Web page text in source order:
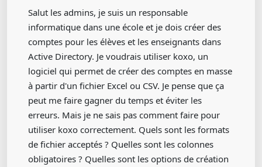
Salut les admins, je suis un responsable
informatique dans une école et je dois créer des
comptes pour les élèves et les enseignants dans
Active Directory. Je voudrais utiliser koxo, un
logiciel qui permet de créer des comptes en masse
à partir d'un fichier Excel ou CSV. Je pense que ça
peut me faire gagner du temps et éviter les
erreurs. Mais je ne sais pas comment faire pour
utiliser koxo correctement. Quels sont les formats
de fichier acceptés ? Quelles sont les colonnes
obligatoires ? Quelles sont les options de création